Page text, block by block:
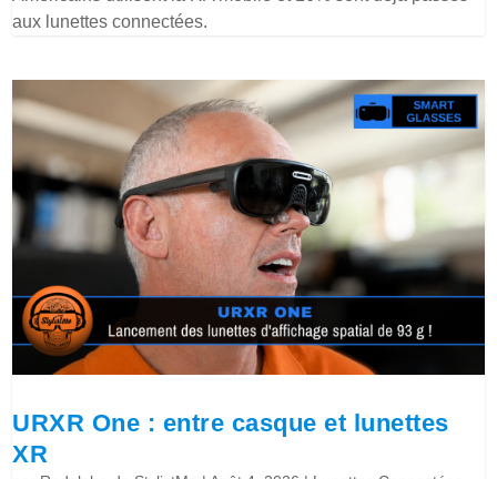
aux lunettes connectées.
URXR One : entre casque et lunettes
XR